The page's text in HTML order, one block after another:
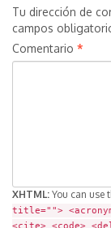
Tu dirección de
campos
Comentario *
XHTML: You can use
title="">